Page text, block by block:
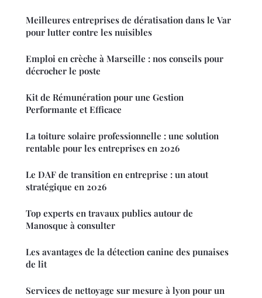
Meilleures entreprises de dératisation dans le Var
pour lutter contre les nuisibles
Emploi en crèche à Marseille : nos conseils pour
décrocher le poste
Kit de Rémunération pour une Gestion
Performante et Efficace
La toiture solaire professionnelle : une solution
rentable pour les entreprises en 2026
Le DAF de transition en entreprise : un atout
stratégique en 2026
Top experts en travaux publics autour de
Manosque à consulter
Les avantages de la détection canine des punaises
de lit
Services de nettoyage sur mesure à lyon pour un